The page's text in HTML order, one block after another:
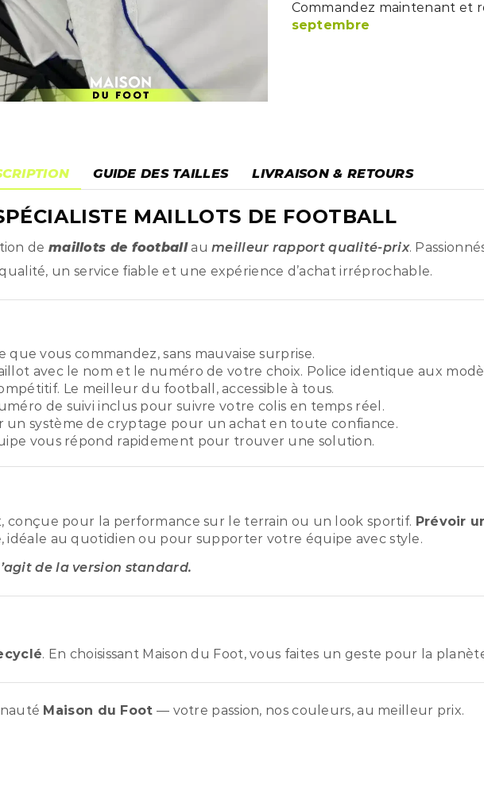
Commandez maintenant et
septembre
GUIDE DES TAILLES LIVRAISON & RETOURS
MAILLOTS DE FOOTBALL
de maillots de footballaumeilleur rapport qualité-prix.
un service fiable et une expérience d’achat irréprochable.
vous commandez, sans mauvaise surprise.
avec le nom et le numéro de votre choix. Police identique aux
Le meilleur du football, accessible à tous.
de suivi inclus pour suivre votre colis en temps réel.
un système de cryptage pour un achat en toute confiance.
vous répond rapidement pour trouver une solution.
conçue pour la performance sur le terrain ou un look sportif. Prévoir
au quotidien ou pour supporter votre équipe avec style.
de la version standard.
. En choisissant Maison du Foot, vous faites un geste pour la
Maison du Foot — votre passion, nos couleurs, au meilleur prix.